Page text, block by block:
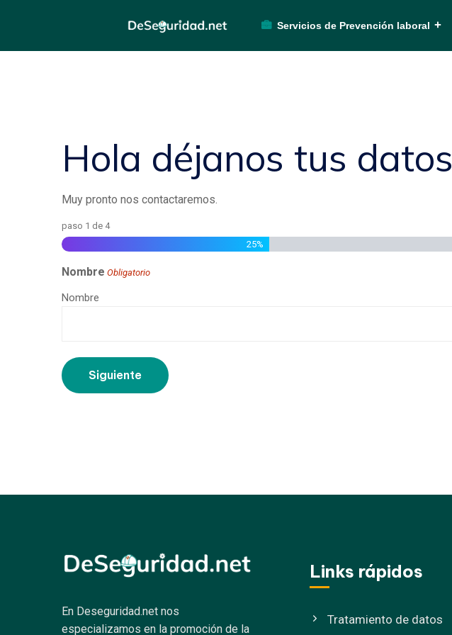
Servicios de Prevención laboral
Hola déjanos tus datos
Muy pronto nos contactaremos.
paso 1 de 4
25%
Nombre Obligatorio
Nombre
En Deseguridad.net nos
especializamos en la promoción de la
Links rápidos
Tratamiento de datos